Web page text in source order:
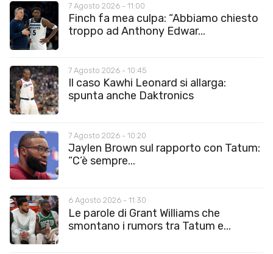
7 Agosto 2026 - 11:00
Finch fa mea culpa: “Abbiamo chiesto
troppo ad Anthony Edwar...
7 Agosto 2026 - 10:45
Il caso Kawhi Leonard si allarga:
spunta anche Daktronics
7 Agosto 2026 - 10:20
Jaylen Brown sul rapporto con Tatum:
“C’è sempre...
6 Agosto 2026 - 11:30
Le parole di Grant Williams che
smontano i rumors tra Tatum e...